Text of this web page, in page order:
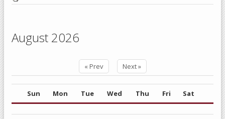
August 2026
« Prev Next »
Sun Mon Tue Wed Thu Fri Sat